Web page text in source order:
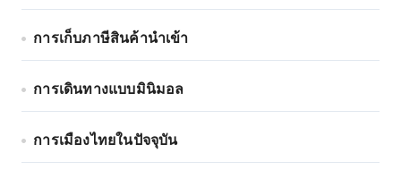
การเก็บภาษีสินค้านำเข้า
การเดินทางแบบมินิมอล
การเมืองไทยในปัจจุบัน